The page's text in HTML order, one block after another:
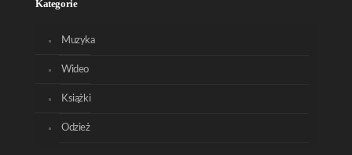
Kategorie
Muzyka
Wideo
Książki
Odzież